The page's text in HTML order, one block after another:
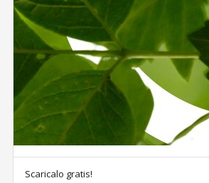
Scaricalo gratis!